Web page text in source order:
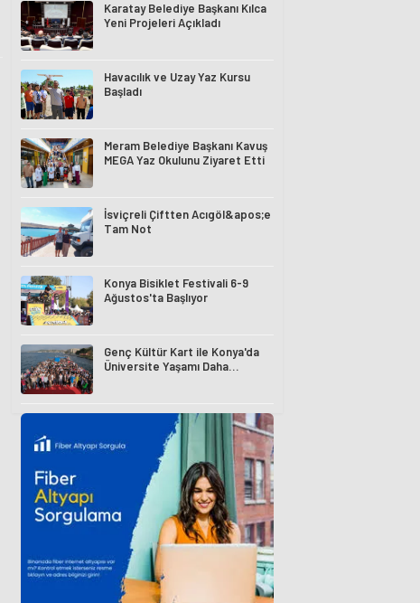
Karatay Belediye Başkanı Kılca
Yeni Projeleri Açıkladı
Havacılık ve Uzay Yaz Kursu
Başladı
Meram Belediye Başkanı Kavuş
MEGA Yaz Okulunu Ziyaret Etti
İsviçreli Çiftten Acıgöl&apos;e
Tam Not
Konya Bisiklet Festivali 6-9
Ağustos'ta Başlıyor
Genç Kültür Kart ile Konya'da
Üniversite Yaşamı Daha